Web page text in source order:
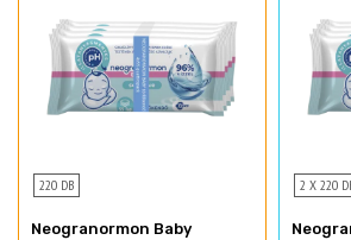
220 DB
Neogranormon Baby
2 X 220